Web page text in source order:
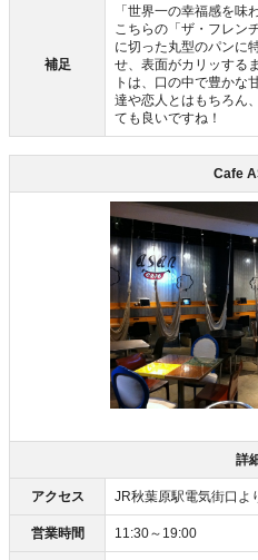
補足
「世界一の幸福感を
こちらの「ザ・フレン
に切った丸型のパンに
せ、表面がカリッする
トは、口の中で豊かな
達や恋人とはもちろん
ても良いですね！
Cafe
詳
アクセス JR秋葉原駅電気街口よ
営業時間 11:30～19:00